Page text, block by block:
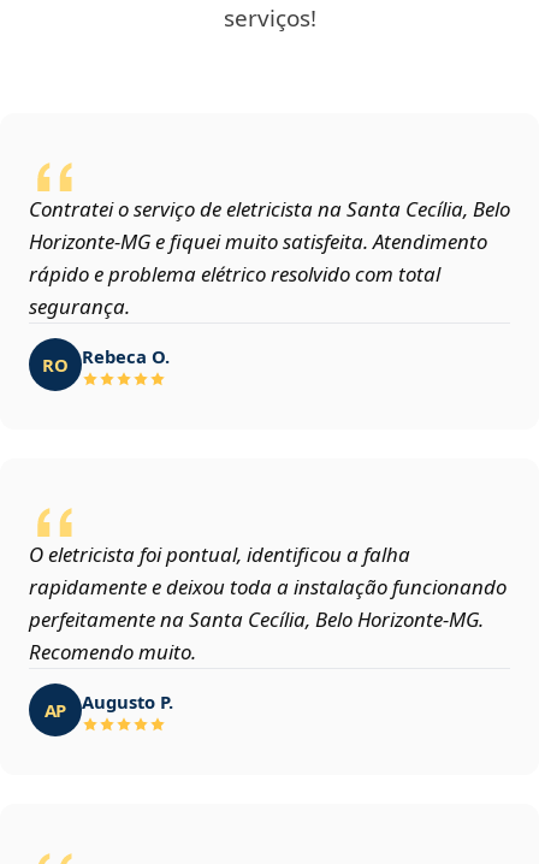
serviços!
Contratei o serviço de eletricista na Santa Cecília, Belo
Horizonte‑MG e fiquei muito satisfeita. Atendimento
rápido e problema elétrico resolvido com total
segurança.
RO Rebeca O.
O eletricista foi pontual, identificou a falha
rapidamente e deixou toda a instalação funcionando
perfeitamente na Santa Cecília, Belo Horizonte‑MG.
Recomendo muito.
AP Augusto P.